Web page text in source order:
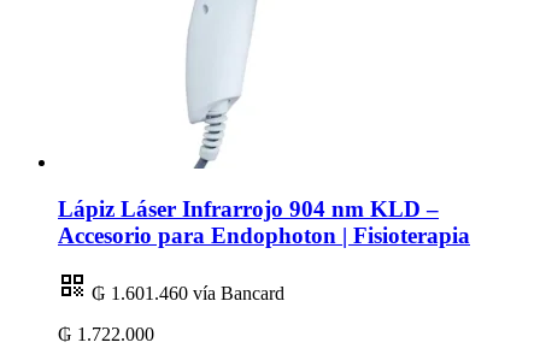
Lápiz Láser Infrarrojo 904 nm KLD –
Accesorio para Endophoton | Fisioterapia
₲ 1.601.460 vía Bancard
₲ 1.722.000